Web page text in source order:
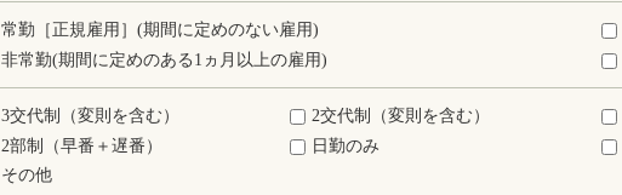
常勤［正規雇用］(期間に定めのない雇用)
非常勤(期間に定めのある1ヵ月以上の雇用)
3交代制（変則を含む） 2交代制（変則を含む）
2部制（早番＋遅番）
日勤のみ
その他